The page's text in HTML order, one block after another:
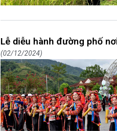
Lễ diễu hành đường phố
02/12/2024